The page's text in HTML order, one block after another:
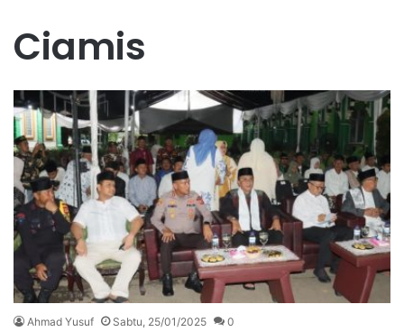
Ciamis
Ahmad Yusuf Sabtu, 25/01/2025 0